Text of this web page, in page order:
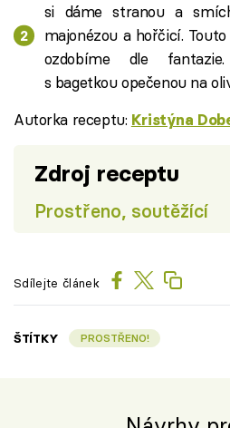
si dáme stranou a
majonézou a hořčicí.
ozdobíme dle
s bagetkou opečenou na
Autorka receptu: Kristýna
Zdroj receptu
Prostřeno, soutěžící
Sdílejte článek
ŠTÍTKY PROSTŘENO!